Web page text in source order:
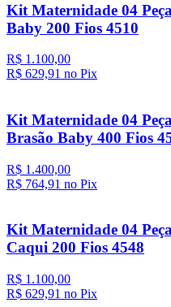
Kit Maternidade 04
Baby 200 Fios 4510
R$ 1.100,00
R$ 629,91 no Pix
Kit Maternidade 04
Brasão Baby 400 Fios
R$ 1.400,00
R$ 764,91 no Pix
Kit Maternidade 04
Caqui 200 Fios 4548
R$ 1.100,00
R$ 629,91 no Pix